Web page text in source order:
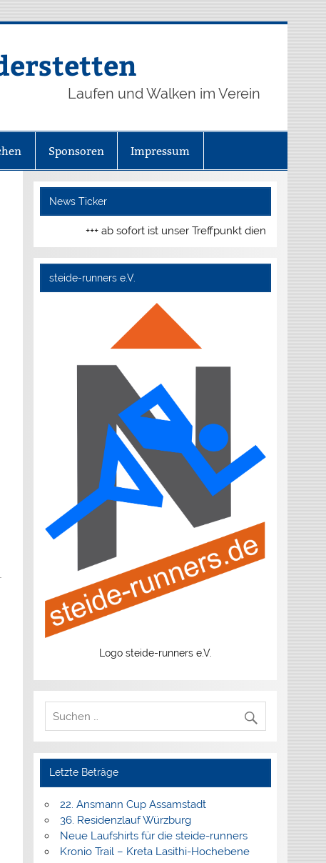
Laufen und Walken im Verein
Sponsoren Impressum
News Ticker
+++ ab sofort ist unser Treffpunkt dienstags und
steide-runners e.V.
Logo steide-runners e.V.
Letzte Beträge
22. Ansmann Cup Assamstadt
36. Residenzlauf Würzburg
Neue Laufshirts für die steide-runners
Kronio Trail – Kreta Lasithi-Hochebene